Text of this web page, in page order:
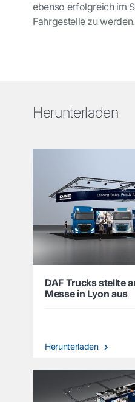
ebenso erfolgreich im
Fahrgestelle zu
Herunterladen
DAF Trucks stellte
Messe in Lyon aus
Herunterladen